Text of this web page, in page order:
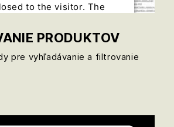
to the visitor. The
their CMP to add this
to the list of technologies
used.
PRODUKTOV
pre vyhľadávanie a filtrovanie